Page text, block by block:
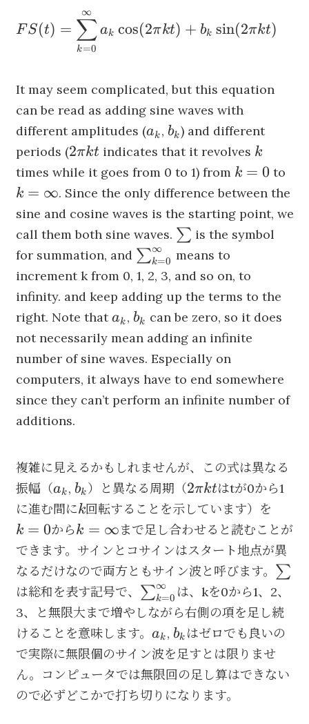
{\begin{aligned}FS(t)&=\sum
_{k=0}^\infty a_k\cos (2\pi
kt) + b_k\sin (2\pi
FS(t) =
k=0
∑
∞
ak cos(2πkt) + bk sin(2πkt)
It may seem complicated, but this equation
can be read as adding sine waves with
different amplitudes (a_k
ak , b_k
bk) and different
periods (2\pi
kt
2πkt indicates that it revolves k
k
times while it goes from 0 to 1) from k=0
k = 0 to
k = ∞. Since the only difference between the
sine and cosine waves is the starting point, we
call them both sine waves. \sum
∑ is the symbol
for summation, and \sum
_{k=0}^\infty
∑k=0
∞
means to
increment k from 0, 1, 2, 3, and so on, to
infinity. and keep adding up the terms to the
right. Note thata_k
ak , b_k
bk
can be zero, so it does
not necessarily mean adding an infinite
number of sine waves. Especially on
computers, it always have to end somewhere
since they can’t perform an infinite number of
additions.
複雑に見えるかもしれませんが、この式は異なる
振幅（a_k
ak , b_k
bk ）と異なる周期（2\pi
kt
2πktはtが0から1
に進む間にk
k回転することを示しています）を
k = 0からk=\infty
k = ∞まで足し合わせると読むことが
できます。サインとコサインはスタート地点が異
なるだけなので両方ともサイン波と呼びます。 \sum
∑
は総和を表す記号で、 \sum
_{k=0}^\infty
∑k=0
∞
は、kを0から1、2、
3、と無限大まで増やしながら右側の項を足し続
けることを意味します。 a_k
ak , b_k
bk はゼロでも良いの
で実際に無限個のサイン波を足すとは限りませ
ん。コンピュータでは無限回の足し算はできない
ので必ずどこかで打ち切りになります。